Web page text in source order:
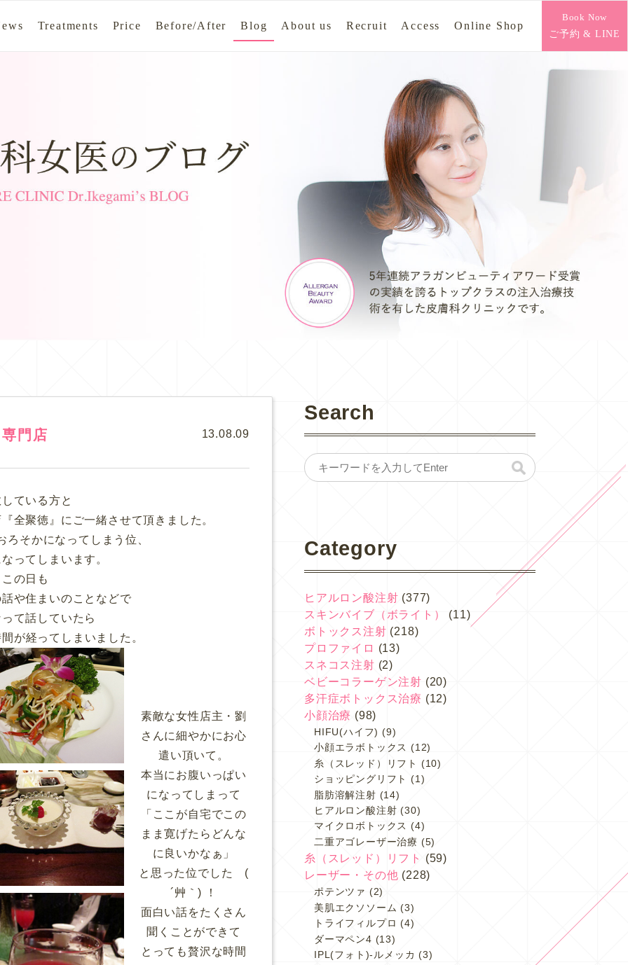
Treatments Price Before/After Blog About us Recruit Access Online Shop
Book Now
ご予約 & LINE
門店 13.08.09
ている方と
全聚徳』にご一緒させて頂きました。
ろそかになってしまう位、
ってしまいます。
この日も
や住まいのことなどで
て話していたら
が経ってしまいました。
素敵な女性店主・劉
さんに細やかにお心
遣い頂いて。
本当にお腹いっぱい
になってしまって
「ここが自宅でこの
まま寛げたらどんな
に良いかなぁ」
と思った位でした (
´艸｀) ！
面白い話をたくさん
聞くことができて
とっても贅沢な時間
Search
Category
ヒアルロン酸注射 (377)
スキンバイブ（ボライト）
(11)
ボトックス注射 (218)
プロファイロ (13)
スネコス注射 (2)
ベビーコラーゲン注射 (20)
多汗症ボトックス治療 (12)
小顔治療 (98)
HIFU(ハイフ) (9)
小顔エラボトックス (12)
糸（スレッド）リフト
(10)
ショッピングリフト
(1)
脂肪溶解注射 (14)
ヒアルロン酸注射 (30)
マイクロボトックス (4)
二重アゴレーザー治療 (5)
糸（スレッド）リフト
(59)
レーザー・その他 (228)
ポテンツァ (2)
美肌エクソソーム (3)
トライフィルプロ (4)
ダーマペン4 (13)
IPL(フォト)-ルメッカ (3)